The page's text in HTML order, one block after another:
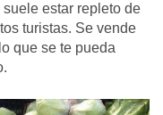
estar repleto de
turistas. Se vende
que se te pueda